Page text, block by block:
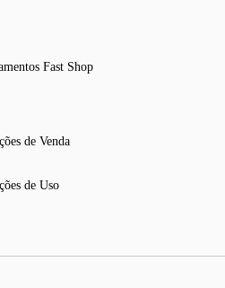
Fast Shop
de Venda
de Uso